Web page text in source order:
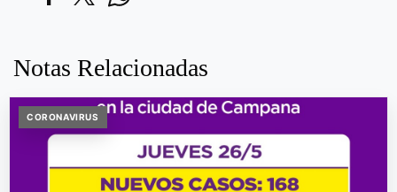
Notas Relacionadas
CORONAVIRUS